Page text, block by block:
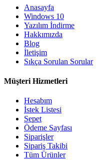
Anasayfa
Windows 10
Yazılım İndirme
Hakkımızda
Blog
İletişim
Sıkça Sorulan Sorular
Müşteri Hizmetleri
Hesabım
İstek Listesi
Sepet
Ödeme Sayfası
Siparişler
Sipariş Takibi
Tüm Ürünler